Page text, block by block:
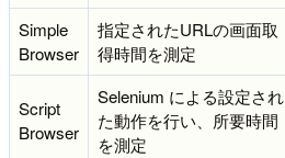
Simple
Browser
指定されたURLの画面取
得時間を測定
Script
Browser
Selenium による設定され
た動作を行い、所要時間
を測定